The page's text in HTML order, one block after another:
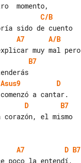
C/B
A7
A/B
B7
Asus9
D
D
B7
A7 D B7